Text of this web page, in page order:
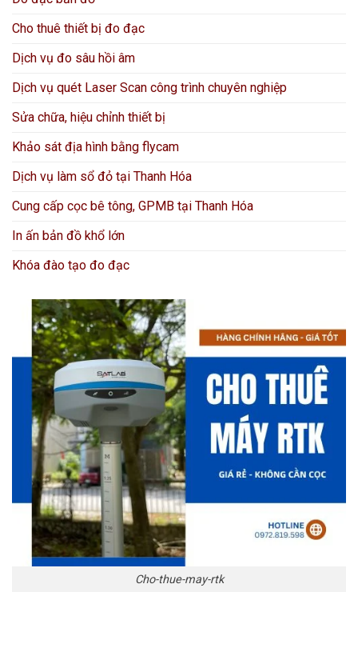
Cho thuê thiết bị đo đạc
Dịch vụ đo sâu hồi âm
Dịch vụ quét Laser Scan công trình chuyên nghiệp
Sửa chữa, hiệu chỉnh thiết bị
Khảo sát địa hình bằng flycam
Dịch vụ làm sổ đỏ tại Thanh Hóa
Cung cấp cọc bê tông, GPMB tại Thanh Hóa
In ấn bản đồ khổ lớn
Khóa đào tạo đo đạc
Cho-thue-may-rtk